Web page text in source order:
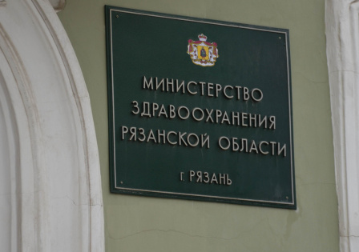
Перейти к основному содержанию